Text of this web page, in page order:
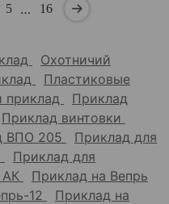
5 … 16
Охотничий
Пластиковые
приклад
Приклад
Приклад винтовки
ВПО 205
Приклад для
Приклад для
АК
Приклад на Вепрь
12
Приклад на